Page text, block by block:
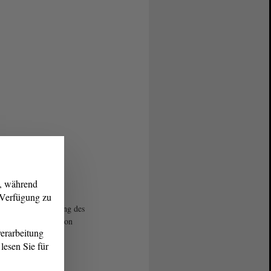
der Neugestaltung des
des Landtags von
Anhalt.
während
zu
Sie für